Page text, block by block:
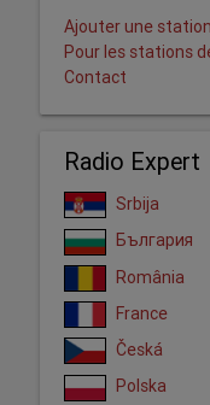
Ajouter une
Pour les stations
Contact
Radio Expert
Srbija
България
România
France
Česká
Polska